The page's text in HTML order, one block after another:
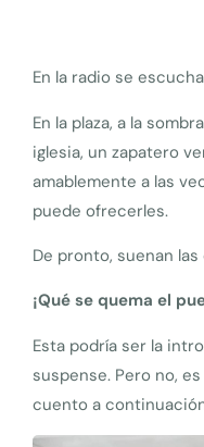
En la radio se
En la plaza, a la
iglesia, un zapatero
amablemente a las
puede ofrecerles.
De pronto, suenan
¡Qué se quema el
Esta podría ser la
suspense. Pero no,
cuento a